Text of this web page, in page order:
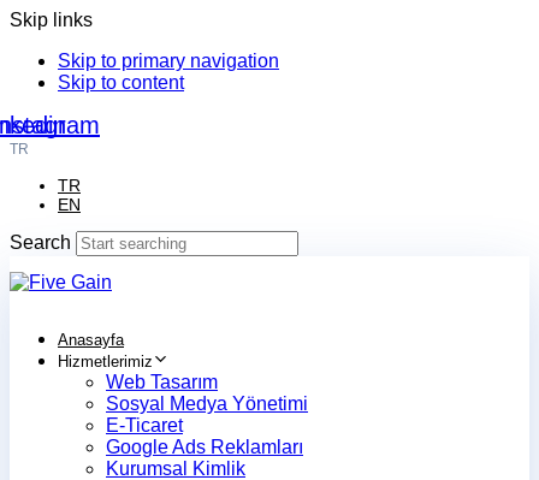
Skip links
Skip to primary navigation
Skip to content
TR
TR
EN
Search
Anasayfa
Hizmetlerimiz
Web Tasarım
Sosyal Medya Yönetimi
E-Ticaret
Google Ads Reklamları
Kurumsal Kimlik